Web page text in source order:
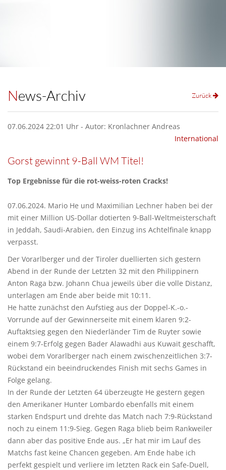
News-Archiv Zurück
07.06.2024 22:01 Uhr - Autor: Kronlachner Andreas
International
Gorst gewinnt 9-Ball WM Titel!
Top Ergebnisse für die rot-weiss-roten Cracks!
07.06.2024. Mario He und Maximilian Lechner haben bei der
mit einer Million US-Dollar dotierten 9-Ball-Weltmeisterschaft
in Jeddah, Saudi-Arabien, den Einzug ins Achtelfinale knapp
verpasst.
Der Vorarlberger und der Tiroler duellierten sich gestern
Abend in der Runde der Letzten 32 mit den Philippinern
Anton Raga bzw. Johann Chua jeweils über die volle Distanz,
unterlagen am Ende aber beide mit 10:11.
He hatte zunächst den Aufstieg aus der Doppel-K.-o.-
Vorrunde auf der Gewinnerseite mit einem klaren 9:2-
Auftaktsieg gegen den Niederländer Tim de Ruyter sowie
einem 9:7-Erfolg gegen Bader Alawadhi aus Kuwait geschafft,
wobei dem Vorarlberger nach einem zwischenzeitlichen 3:7-
Rückstand ein beeindruckendes Finish mit sechs Games in
Folge gelang.
In der Runde der Letzten 64 überzeugte He gestern gegen
den Amerikaner Hunter Lombardo ebenfalls mit einem
starken Endspurt und drehte das Match nach 7:9-Rückstand
noch zu einem 11:9-Sieg. Gegen Raga blieb beim Rankweiler
dann aber das positive Ende aus. „Er hat mir im Lauf des
Matchs fast keine Chancen gegeben. Am Ende habe ich
perfekt gespielt und verliere im letzten Rack ein Safe-Duell,